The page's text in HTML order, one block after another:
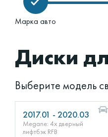
Марка авто
Диски
Выберите модель
2017.01 - 2020.03
Megane: 4х дверный
лифтбэк RFB